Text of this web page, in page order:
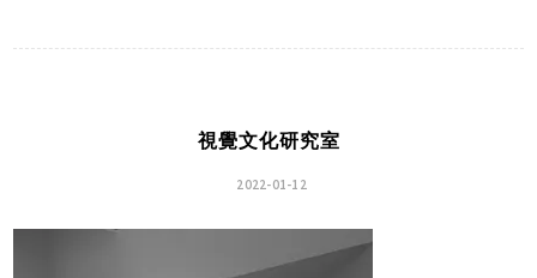
視覺文化研究室
2022-01-12